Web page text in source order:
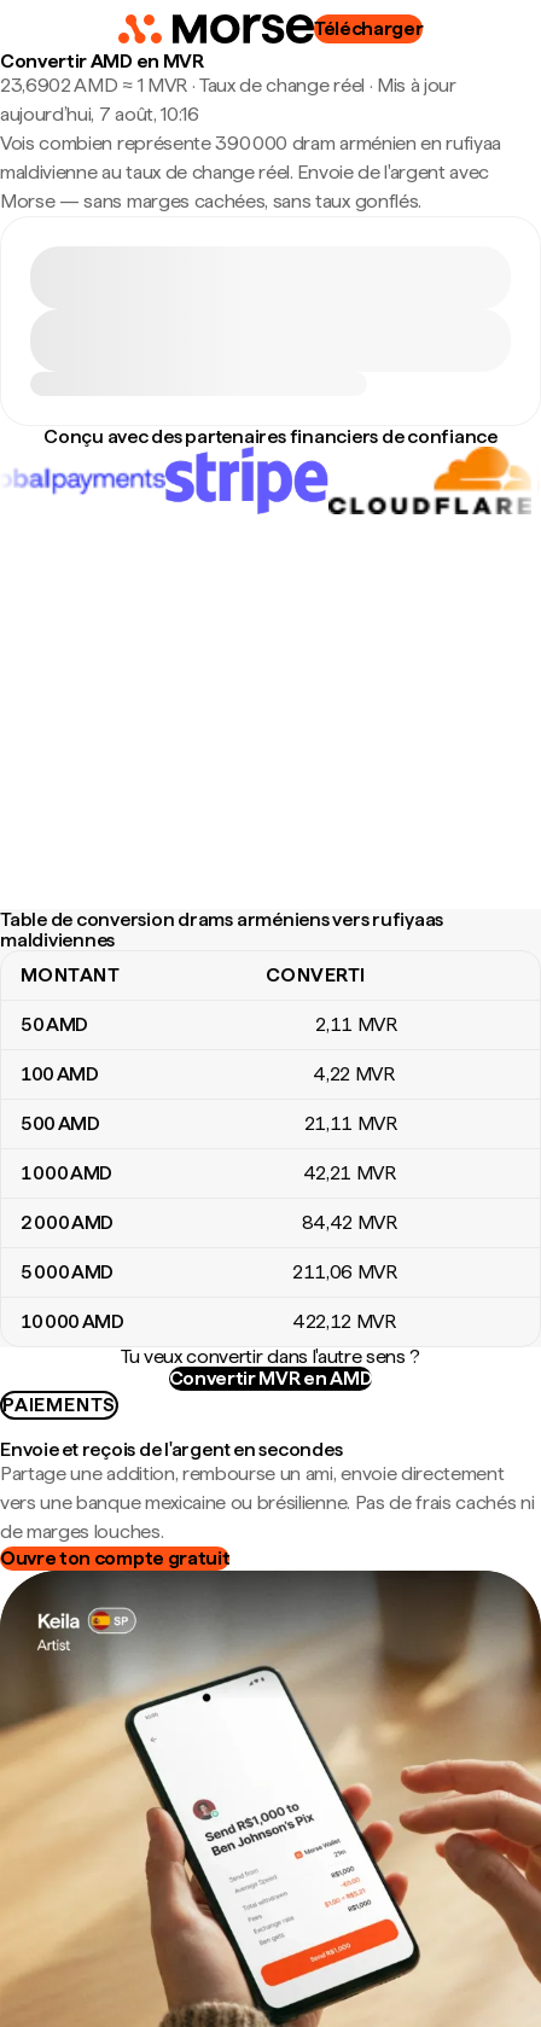
Télécharger
Convertir AMD en MVR
23,6902 AMD ≈ 1 MVR · Taux de change réel · Mis à jour
aujourd’hui, 7 août, 10:16
Vois combien représente 390 000 dram arménien en rufiyaa
maldivienne au taux de change réel. Envoie de l'argent avec
Morse — sans marges cachées, sans taux gonflés.
Conçu avec des partenaires financiers de confiance
Table de conversion drams arméniens vers rufiyaas
maldiviennes
Table de conversion drams arméniens vers rufiyaas maldiviennes
MONTANT CONVERTI
50AMD 2,11 MVR
100AMD 4,22 MVR
500AMD 21,11 MVR
1 000AMD 42,21 MVR
2 000AMD 84,42 MVR
5 000AMD 211,06 MVR
10 000AMD 422,12 MVR
Tu veux convertir dans l'autre sens ?
Convertir MVR en AMD
PAIEMENTS
Envoie et reçois de l'argent en secondes
Partage une addition, rembourse un ami, envoie directement
vers une banque mexicaine ou brésilienne. Pas de frais cachés ni
de marges louches.
Ouvre ton compte gratuit